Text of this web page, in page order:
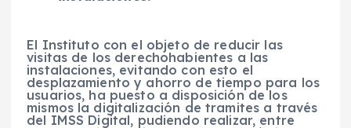
El Instituto con el objeto de reducir las
visitas de los derechohabientes a las
instalaciones, evitando con esto el
desplazamiento y ahorro de tiempo para los
usuarios, ha puesto a disposición de los
mismos la digitalización de tramites a través
del IMSS Digital, pudiendo realizar, entre